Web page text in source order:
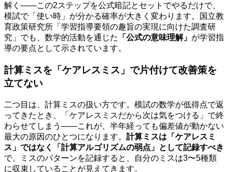
解く——この2ステップを公式暗記とセットでやるだけで、
模試で「使い時」が分かる確率が大きく変わります。国立教
育政策研究所「学習指導要領の趣旨の実現に向けた調査研
究」でも、数学的活動を通じた
「公式の意味理解」 が学習指
導の要点として示されています。
計算ミスを「ケアレスミス」で片付けて改善策を
立てない
二つ目は、計算ミスの扱い方です。模試の数学が低得点で返
ってきたとき、「ケアレスミスだから次は気をつける」で終
わらせてしまう——これが、半年経っても偏差値が動かない
最大の原因のひとつになります。 計算ミスは「ケアレスミ
ス」ではなく「計算アルゴリズムの弱点」として記録すべき
で、ミスのパターンを記録すると、自分のミスは3〜5種類
に収束していることが見えてきます。